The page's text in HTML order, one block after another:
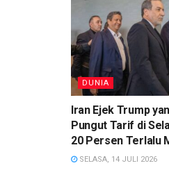
DUNIA
Iran Ejek Trump
Pungut Tarif di
20 Persen Terlalu
SELASA, 14 JULI 2026